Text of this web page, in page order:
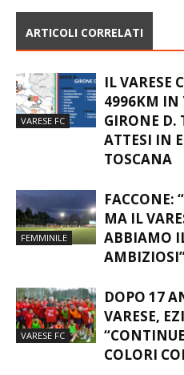
ARTICOLI CORRELATI
VARESE FC
IL VARESE
4996KM IN
GIRONE D.
ATTESI IN
TOSCANA
FEMMINILE
FACCONE:
MA IL
ABBIAMO
VARESE FC
DOPO 17
VARESE,
COLORI